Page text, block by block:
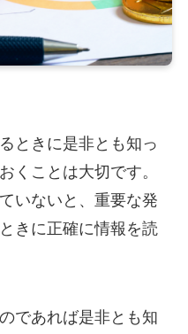
ときに是非とも知っ
くことは大切です。
いないと、重要な発
きに正確に情報を読
であれば是非とも知